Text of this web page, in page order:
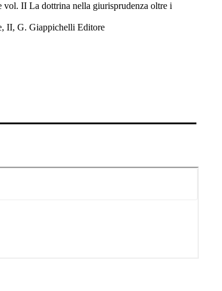
vol. II La dottrina nella giurisprudenza oltre i
II, G. Giappichelli Editore